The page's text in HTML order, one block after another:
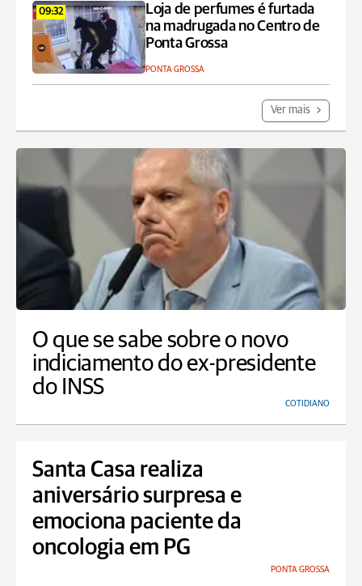
09:32
Loja de perfumes é furtada
na madrugada no Centro de
Ponta Grossa
PONTA GROSSA
Ver mais
O que se sabe sobre o novo
indiciamento do ex-presidente
do INSS
COTIDIANO
Santa Casa realiza
aniversário surpresa e
emociona paciente da
oncologia em PG
PONTA GROSSA